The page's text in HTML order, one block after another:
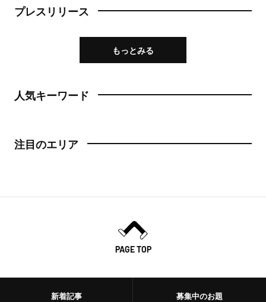
プレスリリース
もっとみる
人気キーワード
注目のエリア
PAGE TOP
新着記事 募集中のお題